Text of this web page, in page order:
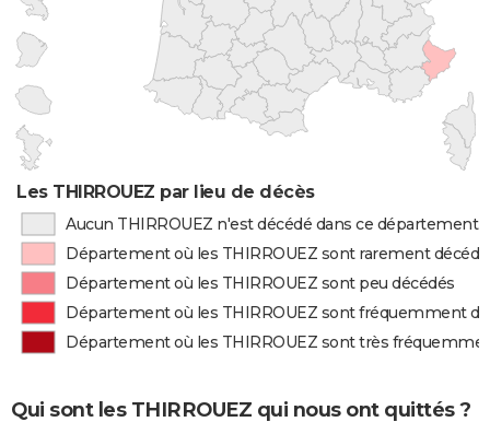
Les THIRROUEZ par lieu de décès
Aucun THIRROUEZ n'est décédé dans ce département
Département où les THIRROUEZ sont rarement
Département où les THIRROUEZ sont peu décédés
Département où les THIRROUEZ sont fréquemment
Département où les THIRROUEZ sont très
Qui sont les THIRROUEZ qui nous ont quittés ?